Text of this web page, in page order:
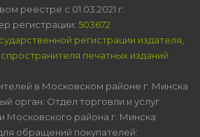
реестре с 01.03.2021 г.
регистрации: 503672
регистрации издателя,
печатных изданий
в Московском районе г. Минска
орган: Отдел торговли и услуг
Московского района г. Минска
обращений покупателей: